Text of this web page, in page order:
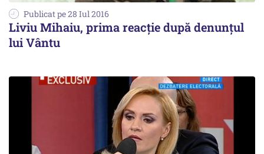
Publicat pe 28 Iul 2016
Liviu Mihaiu, prima reacție după denunțul
lui Vântu